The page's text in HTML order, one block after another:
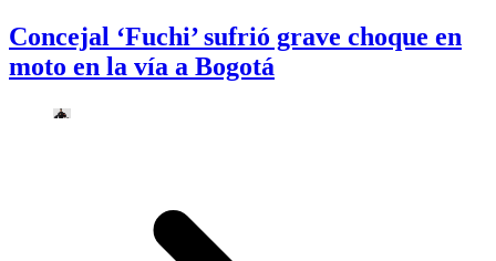
Concejal ‘Fuchi’ sufrió grave choque en
moto en la vía a Bogotá